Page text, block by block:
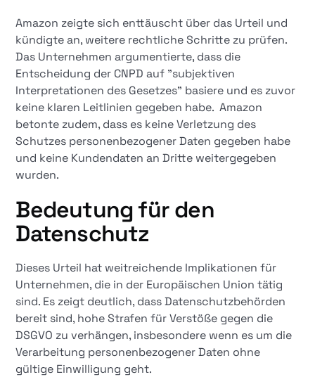
Amazon zeigte sich enttäuscht über das Urteil und
kündigte an, weitere rechtliche Schritte zu prüfen.
Das Unternehmen argumentierte, dass die
Entscheidung der CNPD auf "subjektiven
Interpretationen des Gesetzes" basiere und es zuvor
keine klaren Leitlinien gegeben habe. Amazon
betonte zudem, dass es keine Verletzung des
Schutzes personenbezogener Daten gegeben habe
und keine Kundendaten an Dritte weitergegeben
wurden.​
Bedeutung für den
Datenschutz
Dieses Urteil hat weitreichende Implikationen für
Unternehmen, die in der Europäischen Union tätig
sind. Es zeigt deutlich, dass Datenschutzbehörden
bereit sind, hohe Strafen für Verstöße gegen die
DSGVO zu verhängen, insbesondere wenn es um die
Verarbeitung personenbezogener Daten ohne
gültige Einwilligung geht.​